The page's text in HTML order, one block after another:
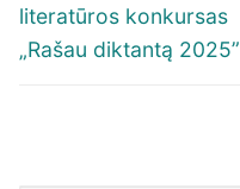
literatūros konkursas
„Rašau diktantą 2025”